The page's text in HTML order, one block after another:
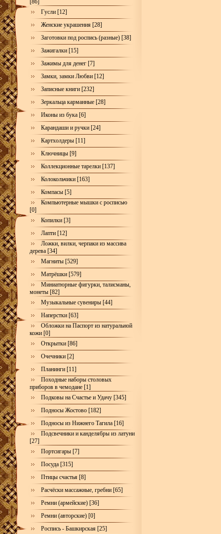
[86]
Гусли [12]
Женские украшения [28]
Заготовки под роспись (разные) [38]
Зажигалки [15]
Зажимы для денег [7]
Замки, замки Любви [12]
Записные книги [232]
Зеркальца карманные [28]
Иконы из бука [6]
Карандаши и ручки [24]
Картхолдеры [11]
Ключницы [9]
Коллекционные тарелки [137]
Колокольчики [163]
Компасы [5]
Компьютерные мышки с росписью
[0]
Копилки [3]
Лапти [12]
Ложки, вилки, черпаки из массива
дерева [34]
Магниты [529]
Матрёшки [579]
Миниатюрные фигурки, талисманы,
монеты [82]
Музыкальные сувениры [44]
Наперстки [63]
Обложки на Паспорт из натуральной
кожи [0]
Открытки [86]
Очечники [2]
Планинги [11]
Походные наборы столовых
приборов в чемодане [1]
Подковы на Счастье и Удачу [345]
Подносы Жостово [182]
Подносы из Нижнего Тагила [16]
Подсвечники и канделябры из латуни
[27]
Портсигары [7]
Посуда [315]
Птицы счастья [8]
Расчёски массажные, гребни [65]
Ремни (армейские) [36]
Ремни (авторские) [0]
Роспись - Башкирская [25]